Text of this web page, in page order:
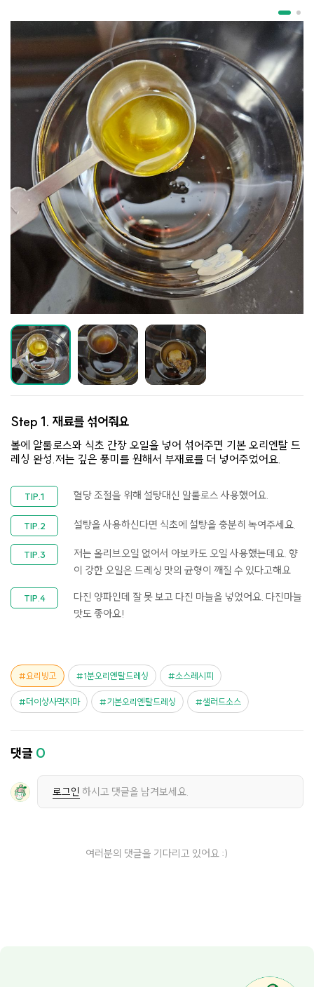
Step 1. 재료를 섞어줘요
볼에 알룰로스와 식초 간장 오일을 넣어 섞어주면 기본 오리엔탈 드
레싱 완성.저는 깊은 풍미를 원해서 부재료를 더 넣어주었어요.
혈당 조절을 위해 설탕대신 알룰로스 사용했어요.
설탕을 사용하신다면 식초에 설탕을 충분히 녹여주세요.
저는 올리브오일 없어서 아보카도 오일 사용했는데요. 향
이 강한 오일은 드레싱 맛의 균형이 깨질 수 있다고해요
다진 양파인데 잘 못 보고 다진 마늘을 넣었어요. 다진마늘
맛도 좋아요!
요리빙고 1분오리엔탈드레싱 소스레시피
더이상사먹지마 기본오리엔탈드레싱 샐러드소스
댓글 0
로그인 하시고 댓글을 남겨보세요.
여러분의 댓글을 기다리고 있어요 :)